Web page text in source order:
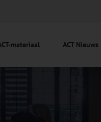
materiaal ACT Nieuws